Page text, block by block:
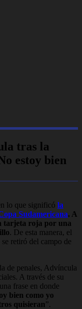
tras la
estoy bien
lo que significó la
Sudamericana. A
tarjeta roja por una
. De esta manera, el
retiró del campo de
de penales, Advíncula
A través de su
frase en donde
bien como yo
quisieran”.